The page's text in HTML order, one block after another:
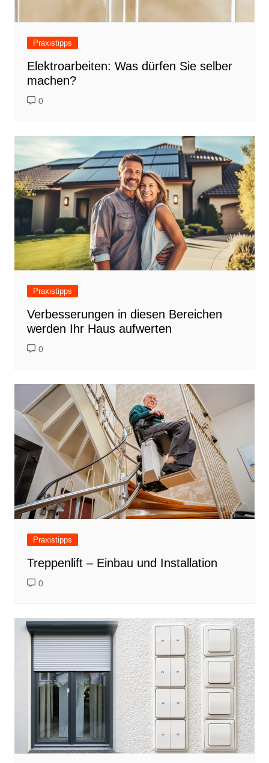
Praxistipps
Elektroarbeiten: Was dürfen Sie selber
machen?
0
Praxistipps
Verbesserungen in diesen Bereichen
werden Ihr Haus aufwerten
0
Praxistipps
Treppenlift – Einbau und Installation
0